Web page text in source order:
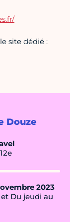
Douze
2023
Du jeudi au
site dédié :